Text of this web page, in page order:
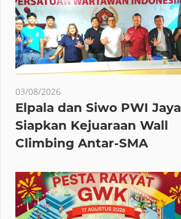
03/08/2026
Elpala dan Siwo PWI Jaya
Siapkan Kejuaraan Wall
Climbing Antar-SMA